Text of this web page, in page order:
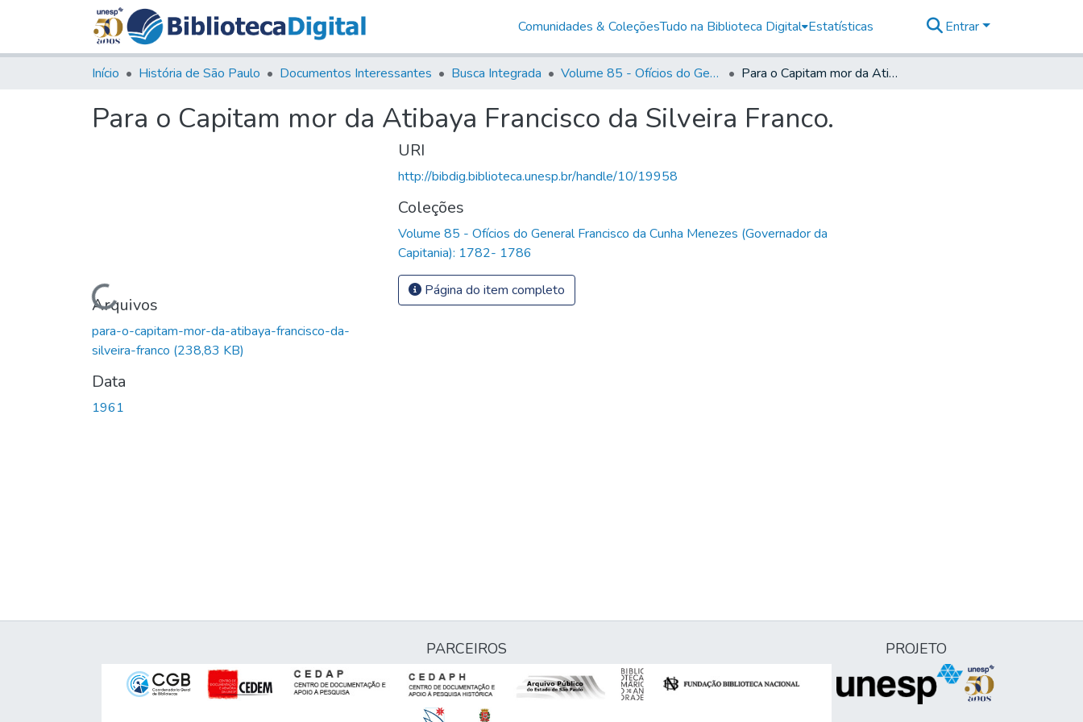
Comunidades & ColeçõesTudo na Biblioteca Digital Estatísticas Entrar
Início História de São Paulo Documentos Interessantes Busca Integrada Volume 85 - Ofícios do General Francisco da Cunha Menezes (Governador da Capitania): 1782- 1786 Para o Capitam mor da Atibaya Francisco da Silveira Franco.
Para o Capitam mor da Atibaya Francisco da Silveira Franco.
Carregando...
Arquivos
para-o-capitam-mor-da-atibaya-francisco-da-
silveira-franco (238,83 KB)
Data
1961
URI
http://bibdig.biblioteca.unesp.br/handle/10/19958
Coleções
Volume 85 - Ofícios do General Francisco da Cunha Menezes (Governador da
Capitania): 1782- 1786
Página do item completo
PARCEIROS PROJETO